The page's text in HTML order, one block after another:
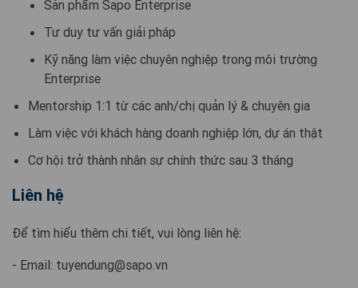
Sản phẩm Sapo Enterprise
Tư duy tư vấn giải pháp
Kỹ năng làm việc chuyên nghiệp trong môi trường
Enterprise
Mentorship 1:1 từ các anh/chị quản lý & chuyên gia
Làm việc với khách hàng doanh nghiệp lớn, dự án thật
Cơ hội trở thành nhân sự chính thức sau 3 tháng
Liên hệ
Để tìm hiểu thêm chi tiết, vui lòng liên hệ:
- Email: tuyendung@sapo.vn